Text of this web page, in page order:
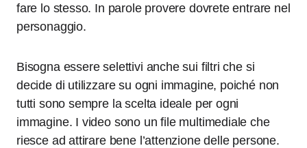
fare lo stesso. In parole provere dovrete entrare nel
personaggio.
Bisogna essere selettivi anche sui filtri che si
decide di utilizzare su ogni immagine, poiché non
tutti sono sempre la scelta ideale per ogni
immagine. I video sono un file multimediale che
riesce ad attirare bene l’attenzione delle persone.